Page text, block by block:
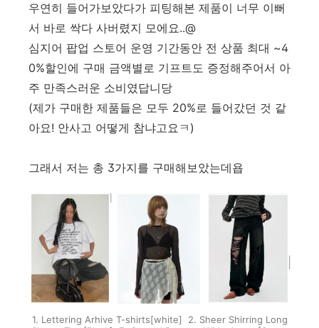
우연히 들어가보았다가 피팅해본 제품이 너무 이뻐
서 바로 싹다 사버렸지 모에요..@
심지어 팝업 스토어 운영 기간동안 전 상품 최대 ~4
0%할인에 구매 금액별로 기프트도 증정해주어서 아
주 만족스러운 소비였답니당
(제가 구매한 제품들은 모두 20%로 들어갔던 것 같
아요! 안사고 어떻게 참냐고요ㅋ)
그래서 저는 총 3가지를 구매해보았는데욥
1. Lettering Arhive T-shirts[white] 2. Sheer Shirring Long